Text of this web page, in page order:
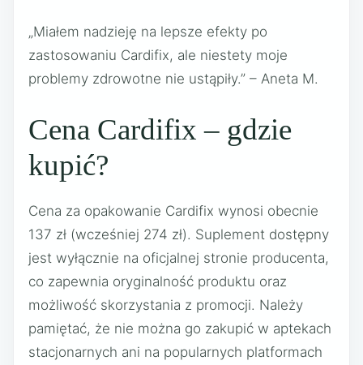
„Miałem nadzieję na lepsze efekty po
zastosowaniu Cardifix, ale niestety moje
problemy zdrowotne nie ustąpiły.” – Aneta M.
Cena Cardifix – gdzie
kupić?
Cena za opakowanie Cardifix wynosi obecnie
137 zł (wcześniej 274 zł). Suplement dostępny
jest wyłącznie na oficjalnej stronie producenta,
co zapewnia oryginalność produktu oraz
możliwość skorzystania z promocji. Należy
pamiętać, że nie można go zakupić w aptekach
stacjonarnych ani na popularnych platformach